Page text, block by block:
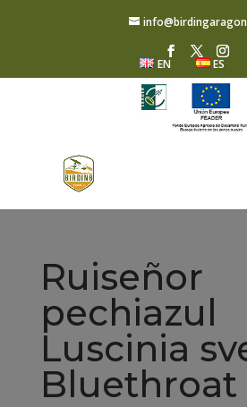
EN ES
Ruiseñor
pechiazul
Luscinia
Bluethroat